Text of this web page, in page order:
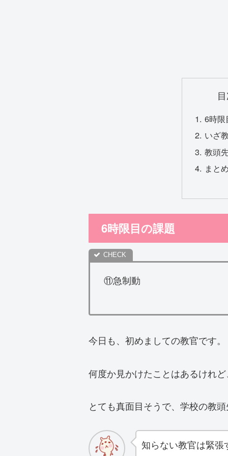
6時限
いざ
教頭
まと
6時限目の課題
⑪急制動
今日も、初めましての教官です。
何度か見かけたことはあるけれ
とても真面目そうで、学校の教
知らない教官は緊